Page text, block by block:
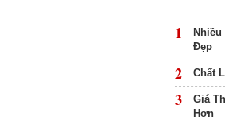
1
Đẹp
2 Chất
3
Giá
Hơn